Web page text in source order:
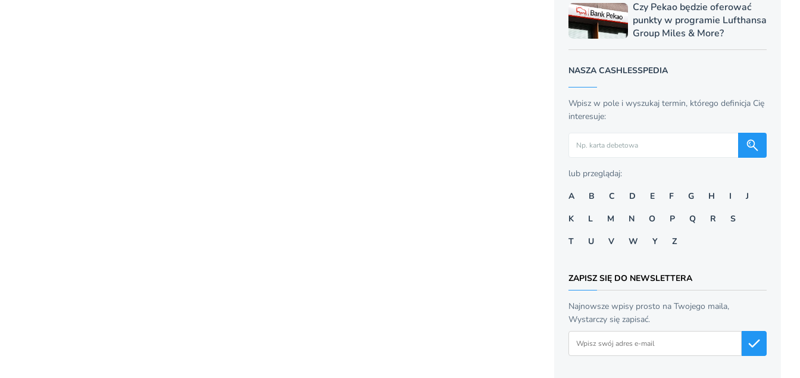
Czy Pekao będzie oferować
punkty w programie Lufthansa
Group Miles & More?
NASZA CASHLESSPEDIA
Wpisz w pole i wyszukaj termin, którego definicja Cię
interesuje:
lub przeglądaj:
A
B C D E F G H I
J
K
L M N O P Q R
S
T
U V W Y Z
ZAPISZ SIĘ DO NEWSLETTERA
Najnowsze wpisy prosto na Twojego maila,
Wystarczy się zapisać.